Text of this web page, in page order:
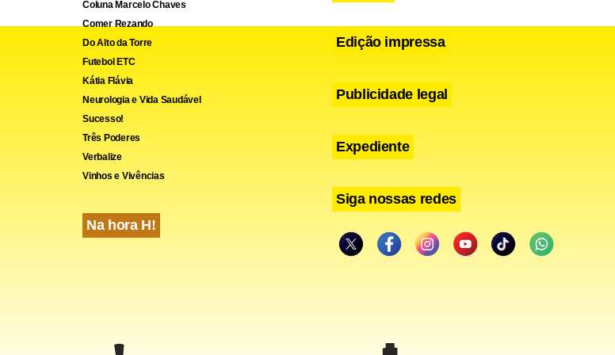
Telegram
Share
Coluna Marcelo Chaves
Comer Rezando
Do Alto da Torre
Futebol ETC
Kátia Flávia
Neurologia e Vida Saudável
Sucesso!
Três Poderes
Verbalize
Vinhos e Vivências
Na hora H!
Edição impressa
Publicidade legal
Expediente
Siga nossas redes